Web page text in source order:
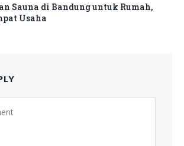
Sauna di Bandung untuk Rumah,
Usaha